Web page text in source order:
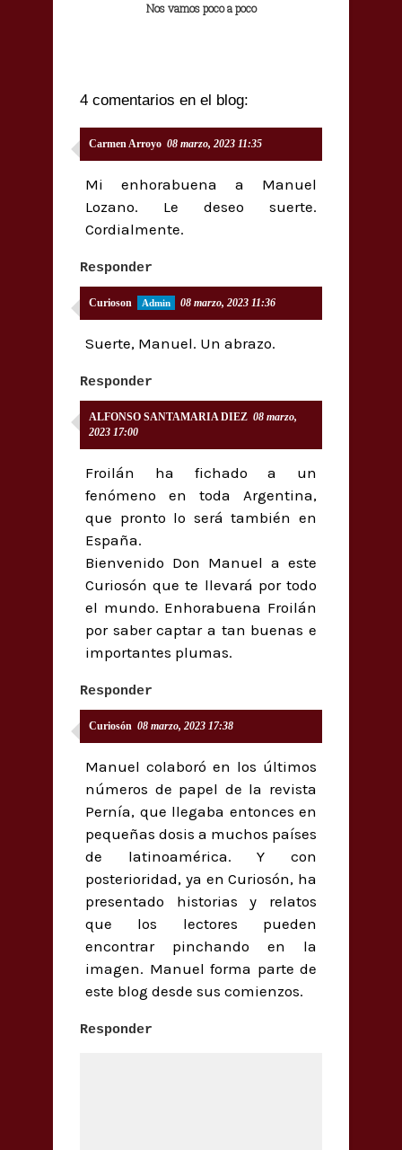
Nos vamos poco a poco
4 comentarios en el blog:
Carmen Arroyo 08 marzo, 2023 11:35
Mi enhorabuena a Manuel
Lozano. Le deseo suerte.
Cordialmente.
Responder
Curioson 08 marzo, 2023 11:36
Suerte, Manuel. Un abrazo.
Responder
ALFONSO SANTAMARIA DIEZ 08 marzo,
2023 17:00
Froilán ha fichado a un
fenómeno en toda Argentina,
que pronto lo será también en
España.
Bienvenido Don Manuel a este
Curiosón que te llevará por todo
el mundo. Enhorabuena Froilán
por saber captar a tan buenas e
importantes plumas.
Responder
Curiosón 08 marzo, 2023 17:38
Manuel colaboró en los últimos
números de papel de la revista
Pernía, que llegaba entonces en
pequeñas dosis a muchos países
de latinoamérica. Y con
posterioridad, ya en Curiosón, ha
presentado historias y relatos
que los lectores pueden
encontrar pinchando en la
imagen. Manuel forma parte de
este blog desde sus comienzos.
Responder